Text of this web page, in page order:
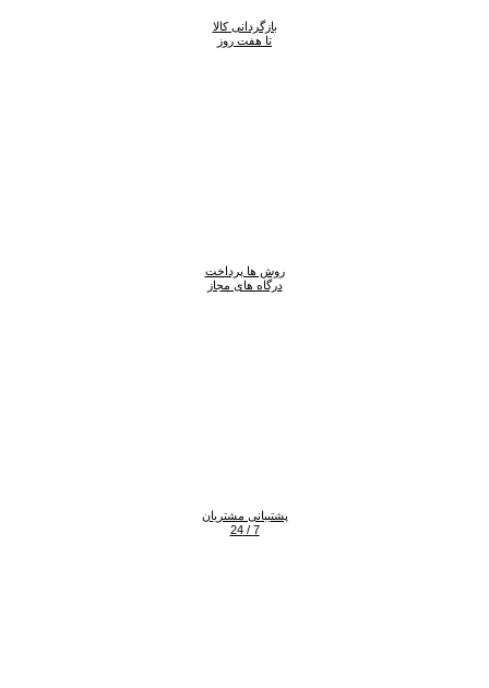
بازگردانی کالا
تا هفت روز
روش ها پرداخت
درگاه های مجاز
پشتیبانی مشتریان
7 / 24